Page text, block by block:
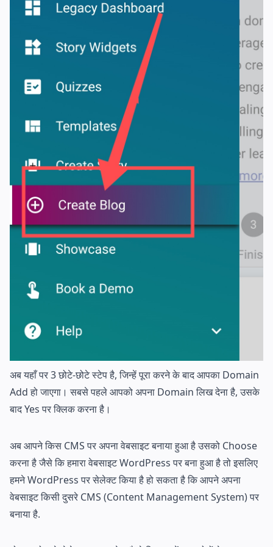
अब यहाँ पर 3 छोटे-छोटे स्टेप है, जिन्हें पूरा करने के बाद आपका Domain
Add हो जाएगा। सबसे पहले आपको अपना Domain लिख देना है, उसके
बाद Yes पर क्लिक करना है।
अब आपने किस CMS पर अपना वेबसाइट बनाया हुआ है उसको Choose
करना है जैसे कि हमारा वेबसाइट WordPress पर बना हुआ है तो इसलिए
हमने WordPress पर सेलेक्ट किया है हो सकता है कि आपने अपना
वेबसाइट किसी दुसरे CMS (Content Management System) पर
बनाया है.